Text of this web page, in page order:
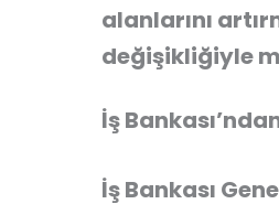
alanlarını
değişikliğiyle
İş
İş Bankası